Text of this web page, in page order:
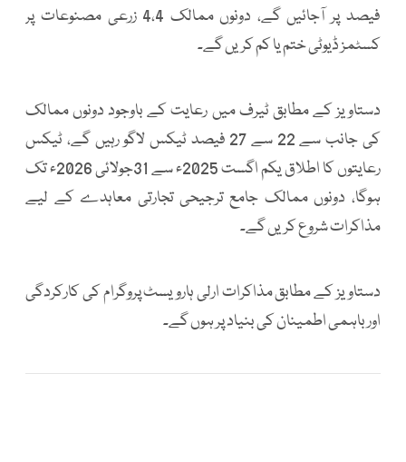
فیصد پر آجائیں گے، دونوں ممالک 4،4 زرعی مصنوعات پر
کسٹمز ڈیوٹی ختم یا کم کریں گے۔
دستاویز کے مطابق ٹیرف میں رعایت کے باوجود دونوں ممالک
کی جانب سے 22 سے 27 فیصد ٹیکس لاگو رہیں گے، ٹیکس
رعایتوں کا اطلاق یکم اگست 2025ء سے 31جولائی 2026ء تک
ہوگا، دونوں ممالک جامع ترجیحی تجارتی معاہدے کے لیے
مذاکرات شروع کریں گے۔
دستاویز کے مطابق مذاکرات ارلی ہارویسٹ پروگرام کی کارکردگی
اور باہمی اطمینان کی بنیاد پر ہوں گے۔